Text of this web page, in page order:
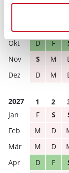
D
F
S
M
D
M
2027 1 2
F
S
M
D
M
D
D
F